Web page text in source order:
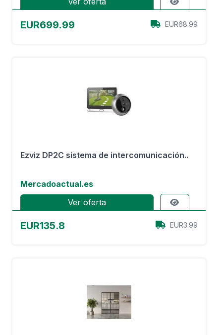
EUR699.99 EUR68.99
Ezviz DP2C sistema de intercomunicación..
Mercadoactual.es
Ver oferta
EUR135.8 EUR3.99